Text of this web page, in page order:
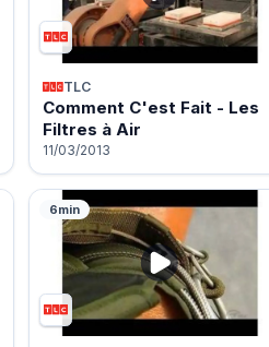
TLC
Comment C'est Fait - Les
Filtres à Air
11/03/2013
6min